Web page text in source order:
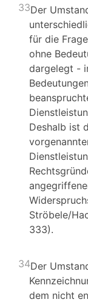
33Der
für die
ohne
dargelegt -
Deshalb ist
Ströbele/
333).
34Der
dem nicht